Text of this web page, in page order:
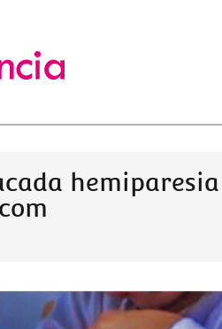
hemiparesia